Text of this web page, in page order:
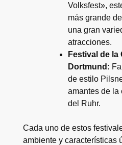
Volksfest»,
más grande
una gran
atracciones.
Festival de la
Dortmund:
de estilo
amantes de la
del Ruhr.
Cada uno de estos
ambiente y características